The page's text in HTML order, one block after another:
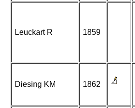
Leuckart R 1859
Diesing KM 1862